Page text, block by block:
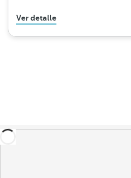
Ver detalle